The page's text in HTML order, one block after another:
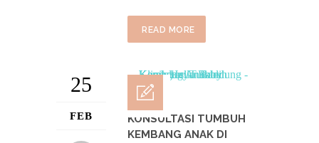
READ MORE
25
FEB
KONSULTASI TUMBUH
KEMBANG ANAK DI